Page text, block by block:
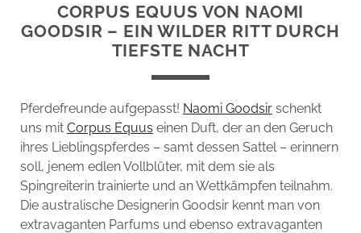
KOMMENTARE
KATEGORIEN
ARTIKEL-ARCHIV
ONLINE-SHOP
DAS ALZD-TEAM
CORPUS EQUUS VON NAOMI
GOODSIR – EIN WILDER RITT DURCH
TIEFSTE NACHT
Pferdefreunde aufgepasst! Naomi Goodsirschenkt
uns mit Corpus Equus einen Duft, der an den Geruch
ihres Lieblingspferdes – samt dessen Sattel – erinnern
soll, jenem edlen Vollblüter, mit dem sie als
Spingreiterin trainierte und an Wettkämpfen teilnahm.
Die australische Designerin Goodsir kennt man von
extravaganten Parfums und ebenso extravaganten